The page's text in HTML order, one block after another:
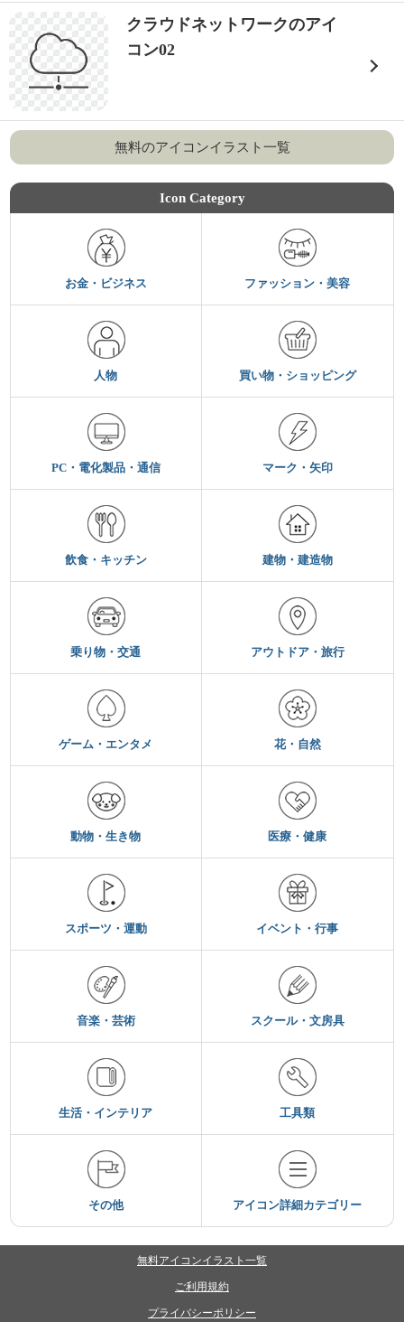
クラウドネットワークのアイ
コン02
無料のアイコンイラスト一覧
Icon Category
お金・ビジネス ファッション・美容
人物 買い物・ショッピング
PC・電化製品・通信 マーク・矢印
飲食・キッチン 建物・建造物
乗り物・交通 アウトドア・旅行
ゲーム・エンタメ 花・自然
動物・生き物 医療・健康
スポーツ・運動 イベント・行事
音楽・芸術 スクール・文房具
生活・インテリア 工具類
その他 アイコン詳細カテゴリー
無料アイコンイラスト一覧
ご利用規約
プライバシーポリシー